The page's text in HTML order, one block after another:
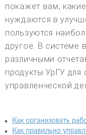
покажет вам,
нуждаются в
пользуются
другое. В системе
различными
продукты УрГУ
управленческой
Как организовать
Как правильно